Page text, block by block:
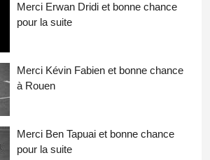
Merci Erwan Dridi et bonne chance
pour la suite
Merci Kévin Fabien et bonne chance
à Rouen
Merci Ben Tapuai et bonne chance
pour la suite